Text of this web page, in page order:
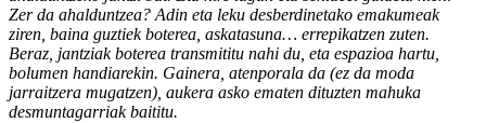
Zer da ahalduntzea? Adin eta leku desberdinetako emakumeak
ziren, baina guztiek boterea, askatasuna… errepikatzen zuten.
Beraz, jantziak boterea transmititu nahi du, eta espazioa hartu,
bolumen handiarekin. Gainera, atenporala da (ez da moda
jarraitzera mugatzen), aukera asko ematen dituzten mahuka
desmuntagarriak baititu.